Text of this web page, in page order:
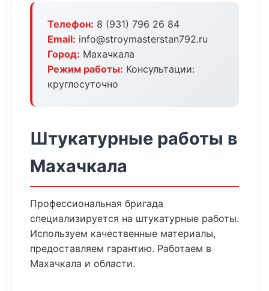
Телефон: 8 (931) 796 26 84
Email: info@stroymasterstan792.ru
Город: Махачкала
Режим работы: Консультации:
круглосуточно
Штукатурные работы в
Махачкала
Профессиональная бригада
специализируется на штукатурные работы.
Используем качественные материалы,
предоставляем гарантию. Работаем в
Махачкала и области.